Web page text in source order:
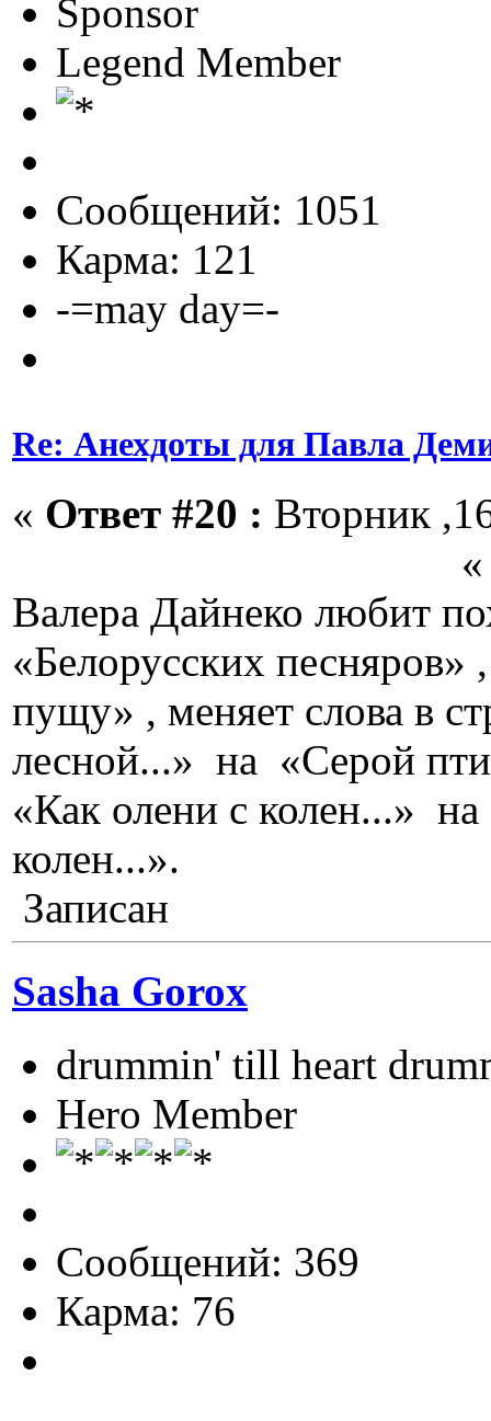
Sponsor
Legend Member
Сообщений: 1051
Карма: 121
-=may day=-
Re: Анехдоты для Павла
« Ответ #20 : Вторник
« Какал
Валера Дайнеко любит
«Белорусских
пущу» , меняет слова в
лесной...» на «Серой
«Как олени с колен...»
колен...».
Записан
Sasha Gorox
drummin' till heart
Hero Member
Сообщений: 369
Карма: 76